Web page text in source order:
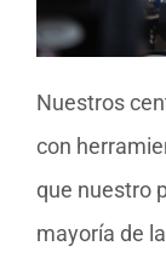
Nuestros
con
que nuestro
mayoría de